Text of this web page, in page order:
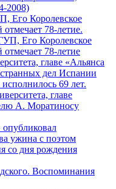
2008)
Его Королевское
78-летие
главе
А. Моратиносу
Воспоминания